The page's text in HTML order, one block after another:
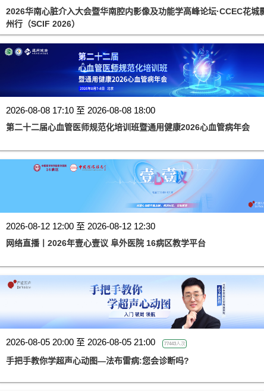
2026华南心脏介入大会暨华南腔内影像及功能学高峰论坛·CCEC花城
州行（SCIF 2026）
2026-08-08 17:10 至 2026-08-08 18:00
第二十二届心血管医师规范化培训班暨通用健康2026心血管病年会
2026-08-12 12:00 至 2026-08-12 12:30
网络直播丨2026年壹心壹议 阜外医院 16病区教学平台
2026-08-05 20:00 至 2026-08-05 21:00 77443人次
手把手教你学超声心动图—法布雷病:您会诊断吗?